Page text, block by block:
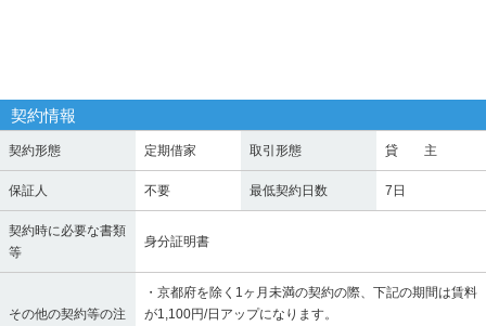
契約情報
契約形態 定期借家 取引形態 貸 主
保証人 不要 最低契約日数 7日
契約時に必要な書類
等
身分証明書
その他の契約等の注
・京都府を除く1ヶ月未満の契約の際、下記の期間は賃料
が1,100円/日アップになります。